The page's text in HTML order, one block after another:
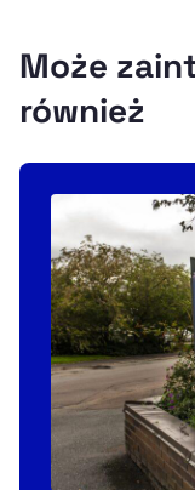
Może
również